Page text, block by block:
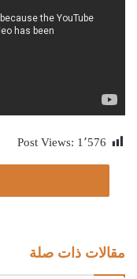
Post Views: 1٬576
مقالات ذات صلة